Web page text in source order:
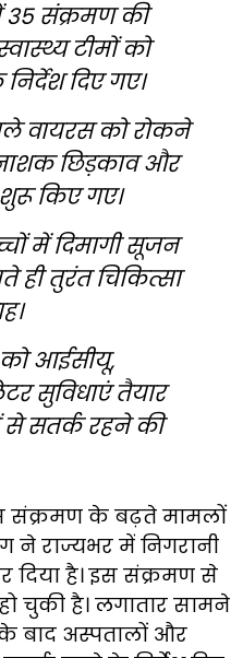
35 संक्रमण की
टीमों को
दिए गए।
वायरस को रोकने
छिड़काव और
किए गए।
में दिमागी सूजन
ही तुरंत चिकित्सा
आईसीयू,
सुविधाएं तैयार
से सतर्क रहने की
संक्रमण के बढ़ते मामलों
ने राज्यभर में निगरानी
दिया है। इस संक्रमण से
चुकी है। लगातार सामने
बाद अस्पतालों और